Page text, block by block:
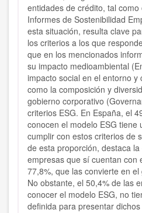
entidades de crédito, tal
Informes de Sostenibilidad
esta situación, resulta clave
los criterios a los que
que en los mencionados
su impacto medioambiental
impacto social en el entorno
como la composición y
gobierno corporativo
criterios ESG. En España, el
conocen el modelo ESG tiene
cumplir con estos criterios de
de esta proporción, destaca
empresas que sí cuentan con
77,8%, que las convierte en
No obstante, el 50,4% de las
conocer el modelo ESG, no
definida para presentar